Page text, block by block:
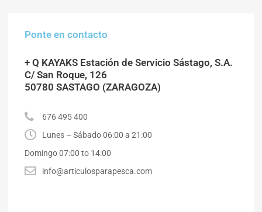
Ponte en contacto
+ Q KAYAKS Estación de Servicio Sástago, S.A.
C/ San Roque, 126
50780 SASTAGO (ZARAGOZA)
676 495 400
Lunes – Sábado 06:00 a 21:00
Domingo 07:00 to 14:00
info@articulosparapesca.com